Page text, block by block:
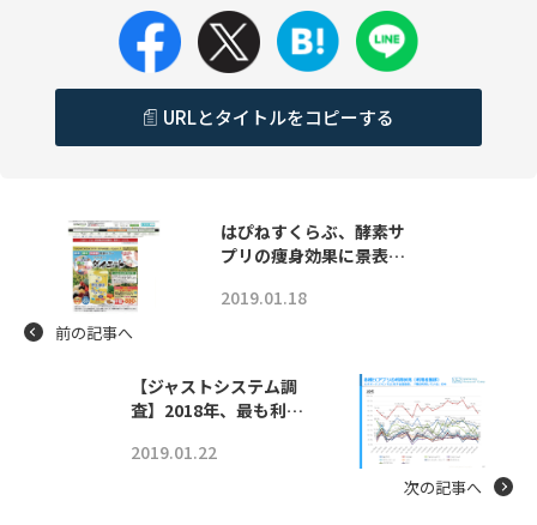
URLとタイトルをコピーする
はぴねすくらぶ、酵素サ
プリの痩身効果に景表…
2019.01.18
前の記事へ
【ジャストシステム調
査】2018年、最も利…
2019.01.22
次の記事へ